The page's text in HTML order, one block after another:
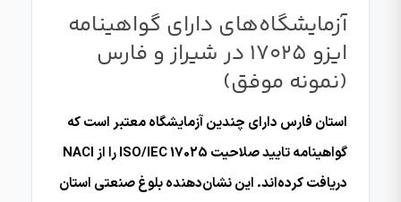
آزمایشگاه‌های دارای گواهینامه
ایزو 17025 در شیراز و فارس
(نمونه موفق)
استان فارس دارای چندین آزمایشگاه معتبر است که
گواهینامه تایید صلاحیت ISO/IEC 17025 را از NACI
دریافت کرده‌اند. این نشان‌دهنده بلوغ صنعتی استان